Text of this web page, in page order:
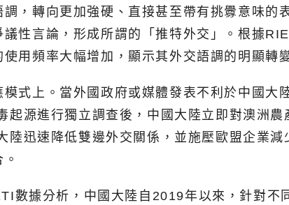
，轉向更加強硬、直接甚至帶有挑釁意味的
性言論，形成所謂的「推特外交」。根據
用頻率大幅增加，顯示其外交語調的明顯轉
式上。當外國政府或媒體發表不利於中國大
源進行獨立調查後，中國大陸立即對澳洲農
迅速降低雙邊外交關係，並施壓歐盟企業
數據分析，中國大陸自2019年以來，針對